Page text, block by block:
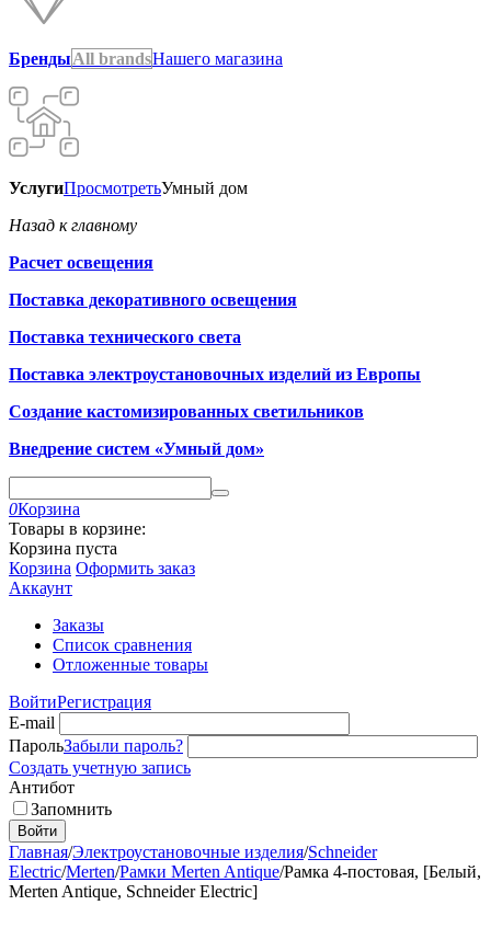
БрендыAll brandsНашего магазина
УслугиПросмотретьУмный дом
Назад к главному
Расчет освещения
Поставка декоративного освещения
Поставка технического света
Поставка электроустановочных изделий из Европы
Создание кастомизированных светильников
Внедрение систем «Умный дом»
0Корзина
Товары в корзине:
Корзина пуста
Корзина Оформить заказ
Аккаунт
Заказы
Список сравнения
Отложенные товары
ВойтиРегистрация
E-mail
ПарольЗабыли пароль?
Создать учетную запись
Антибот
Запомнить
Войти
Главная/Электроустановочные изделия/Schneider
Electric/Merten/Рамки Merten Antique/Рамка 4-постовая, [Белый,
Merten Antique, Schneider Electric]